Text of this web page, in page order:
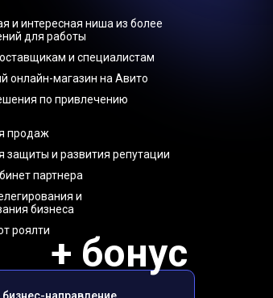
и интересная ниша из более
для работы
и специалистам
онлайн-магазин на Авито
по привлечению
продаж
защиты и развития репутации
партнера
и
бизнеса
роялти+ бонус